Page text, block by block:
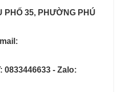
PHỐ 35, PHƯỜNG PHÚ
0833446633 - Zalo: